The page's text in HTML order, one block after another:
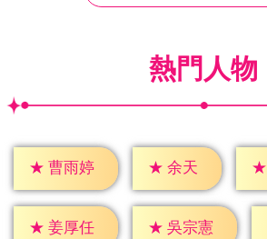
熱門人物
★ 曹雨婷 ★ 余天 ★
★ 姜厚任 ★ 吳宗憲